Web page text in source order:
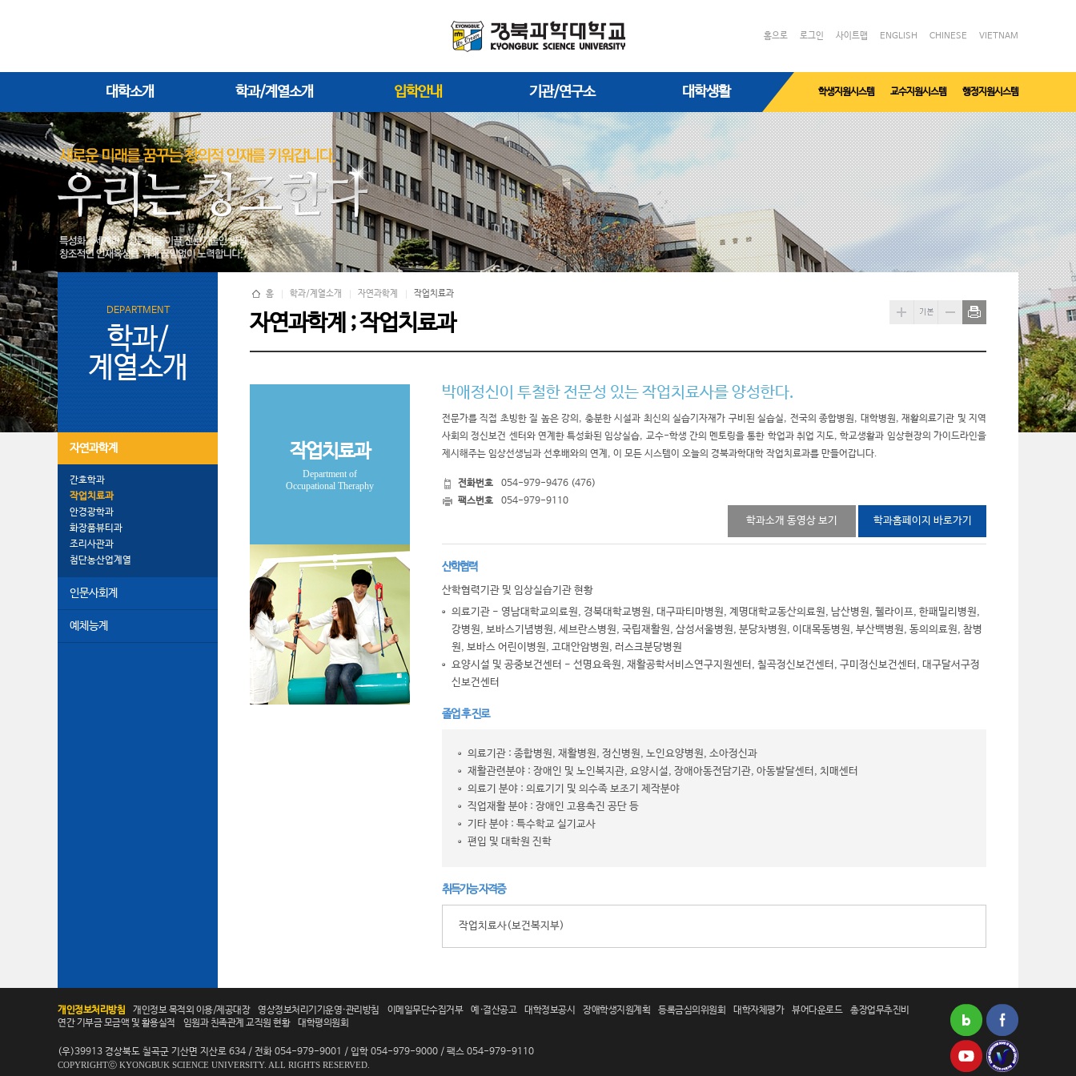
홈으로 로그인 사이트맵 ENGLISH CHINESE VIETNAM
대학소개 학과/계열소개 입학안내 기관/연구소 대학생활 학생지원시스템 교수지원시스템 행정지원시스템
DEPARTMENT
학과/
계열소개
자연과학계
간호학과
작업치료과
안경광학과
화장품뷰티과
조리사관과
첨단농산업계열
인문사회계
예체능계
홈 학과/계열소개 자연과학계 작업치료과
자연과학계 ; 작업치료과
작업치료과
Department of
Occupational Theraphy
박애정신이 투철한 전문성 있는 작업치료사를 양성한다.
전문가를 직접 초빙한 질 높은 강의, 충분한 시설과 최신의 실습기자재가 구비된 실습실, 전국의 종합병원, 대학병원, 재활의료기관 및 지역
사회의 정신보건 센터와 연계한 특성화된 임상실습, 교수-학생 간의 멘토링을 통한 학업과 취업 지도, 학교생활과 임상현장의 가이드라인을
제시해주는 임상선생님과 선후배와의 연계, 이 모든 시스템이 오늘의 경북과학대학 작업치료과를 만들어갑니다.
전화번호
054-979-9476 (476)
팩스번호
054-979-9110
학과소개 동영상 보기 학과홈페이지 바로가기
산학협력
산학협력기관 및 임상실습기관 현황
의료기관 - 영남대학교의료원, 경북대학교병원, 대구파티마병원, 계명대학교동산의료원, 남산병원, 웰라이프, 한패밀리병원,
강병원, 보바스기념병원, 세브란스병원, 국립재활원, 삼성서울병원, 분당차병원, 이대목동병원, 부산백병원, 동의의료원, 참병
원, 보바스 어린이병원, 고대안암병원, 러스크분당병원
요양시설 및 공중보건센터 - 선명요육원, 재활공학서비스연구지원센터, 칠곡정신보건센터, 구미정신보건센터, 대구달서구정
신보건센터
졸업 후 진로
의료기관 : 종합병원, 재활병원, 정신병원, 노인요양병원, 소아정신과
재활관련분야 : 장애인 및 노인복지관, 요양시설, 장애아동전담기관, 아동발달센터, 치매센터
의료기 분야 : 의료기기 및 의수족 보조기 제작분야
직업재활 분야 : 장애인 고용촉진 공단 등
기타 분야 : 특수학교 실기교사
편입 및 대학원 진학
취득가능 자격증
작업치료사(보건복지부)
개인정보처리방침 개인정보 목적외 이용/제공대장 영상정보처리기기운영·관리방침 이메일무단수집거부 예·결산공고 대학정보공시 장애학생지원계획 등록금심의위원회 대학자체평가 뷰어다운로드
총장업무추진비
연간 기부금 모금액 및 활용실적
임원과 친족관계 교직원 현황 대학평의원회
(우)39913 경상북도 칠곡군 기산면 지산로 634 / 전화 054-979-9001 / 입학 054-979-9000 / 팩스 054-979-9110
COPYRIGHTⓒ KYONGBUK SCIENCE UNIVERSITY. ALL RIGHTS RESERVED.